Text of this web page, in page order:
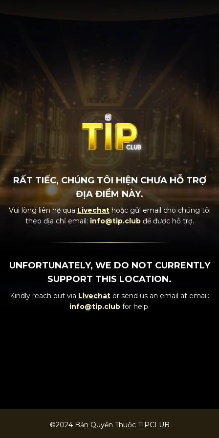
RẤT TIẾC, CHÚNG TÔI HIỆN CHƯA HỖ TRỢ
ĐỊA ĐIỂM NÀY.
Vui lòng liên hệ qua Livechathoặc gửi email cho chúng tôi
theo địa chỉ email: info@tip.clubđể được hỗ trợ.
UNFORTUNATELY, WE DO NOT CURRENTLY
SUPPORT THIS LOCATION.
Kindly reach out via Livechat or send us an email at email:
info@tip.club for help.
©2024 Bản Quyền Thuộc TIPCLUB